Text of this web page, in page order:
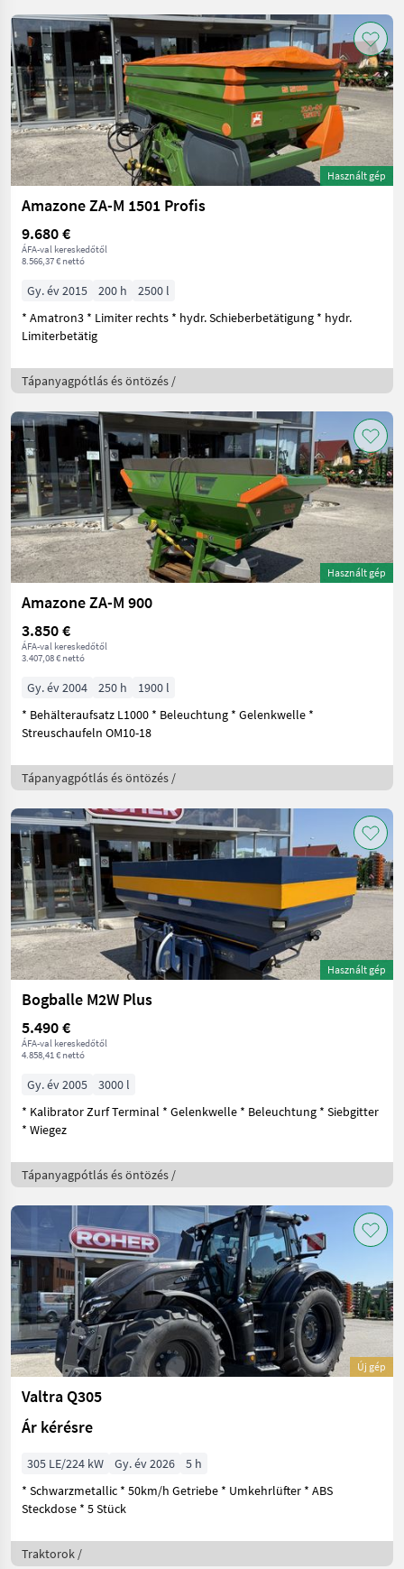
Használt gép
Amazone ZA-M 1501 Profis
9.680 €
ÁFA-val kereskedőtől
8.566,37 € nettó
Gy. év 2015 200 h
2500 l
* Amatron3 * Limiter rechts * hydr. Schieberbetätigung * hydr.
Limiterbetätig
Tápanyagpótlás és öntözés /
Használt gép
Amazone ZA-M 900
3.850 €
ÁFA-val kereskedőtől
3.407,08 € nettó
Gy. év 2004 250 h
1900 l
* Behälteraufsatz L1000 * Beleuchtung * Gelenkwelle *
Streuschaufeln OM10-18
Tápanyagpótlás és öntözés /
Használt gép
Bogballe M2W Plus
5.490 €
ÁFA-val kereskedőtől
4.858,41 € nettó
Gy. év 2005
3000 l
* Kalibrator Zurf Terminal * Gelenkwelle * Beleuchtung * Siebgitter
* Wiegez
Tápanyagpótlás és öntözés /
Új gép
Valtra Q305
Ár kérésre
305 LE/224 kW Gy. év 2026
5 h
* Schwarzmetallic * 50km/h Getriebe * Umkehrlüfter * ABS
Steckdose * 5 Stück
Traktorok /